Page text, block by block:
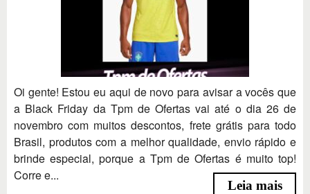
Oi gente! Estou eu aqui de novo para avisar a vocês que
a Black Friday da Tpm de Ofertas vai até o dia 26 de
novembro com muitos descontos, frete grátis para todo
Brasil, produtos com a melhor qualidade, envio rápido e
brinde especial, porque a Tpm de Ofertas é muito top!
Corre e...
Leia mais